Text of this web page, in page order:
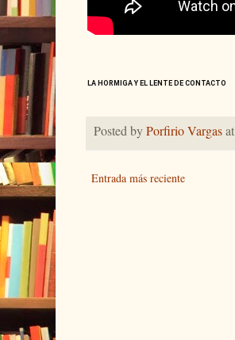
LA HORMIGA Y EL LENTE DE CONTACTO
Posted byPorfirio Vargasat
Entrada más reciente